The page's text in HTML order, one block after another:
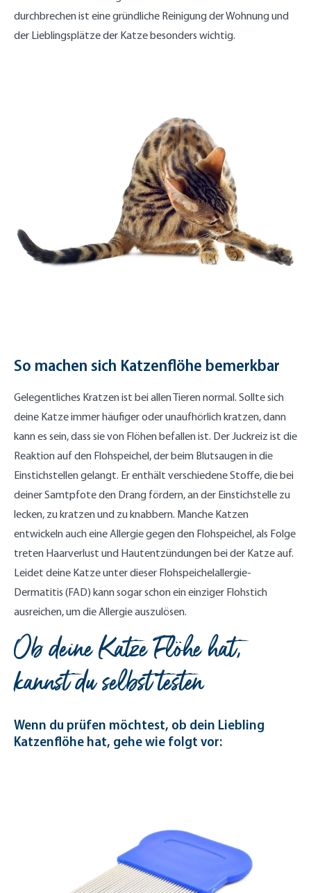
durchbrechen ist eine gründliche Reinigung der Wohnung und
der Lieblingsplätze der Katze besonders wichtig.
So machen sich Katzenflöhe bemerkbar
Gelegentliches Kratzen ist bei allen Tieren normal. Sollte sich
deine Katze immer häufiger oder unaufhörlich kratzen, dann
kann es sein, dass sie von Flöhen befallen ist. Der Juckreiz ist die
Reaktion auf den Flohspeichel, der beim Blutsaugen in die
Einstichstellen gelangt. Er enthält verschiedene Stoffe, die bei
deiner Samtpfote den Drang fördern, an der Einstichstelle zu
lecken, zu kratzen und zu knabbern. Manche Katzen
entwickeln auch eine Allergie gegen den Flohspeichel, als Folge
treten Haarverlust und Hautentzündungen bei der Katze auf.
Leidet deine Katze unter dieser Flohspeichelallergie-
Dermatitis (FAD) kann sogar schon ein einziger Flohstich
ausreichen, um die Allergie auszulösen.
Ob deine Katze Flöhe hat,
kannst du selbst testen
Wenn du prüfen möchtest, ob dein Liebling
Katzenflöhe hat, gehe wie folgt vor: